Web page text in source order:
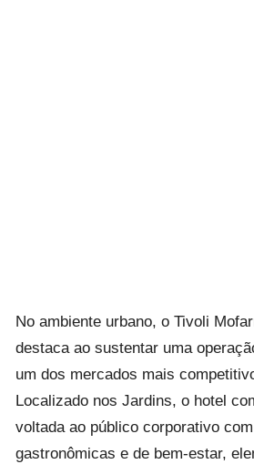
No ambiente urbano, o Tivoli
destaca ao sustentar uma
um dos mercados mais
Localizado nos Jardins, o hotel
voltada ao público corporativo
gastronômicas e de bem-estar,